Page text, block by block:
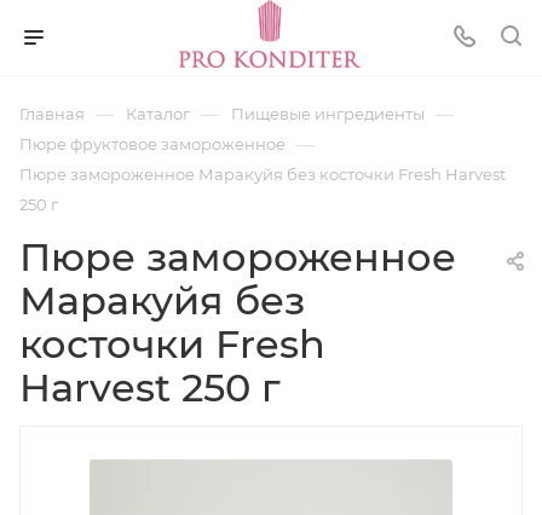
Главная — Каталог — Пищевые ингредиенты —
Пюре фруктовое замороженное —
Пюре замороженное Маракуйя без косточки Fresh Harvest
250 г
Пюре замороженное
Маракуйя без
косточки Fresh
Harvest 250 г